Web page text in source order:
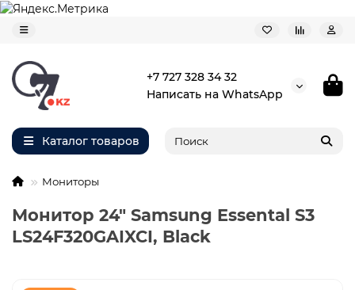
+7 727 328 34 32
Написать на WhatsApp
Каталог товаров
Мониторы
Монитор 24" Samsung Essental S3
LS24F320GAIXCI, Black